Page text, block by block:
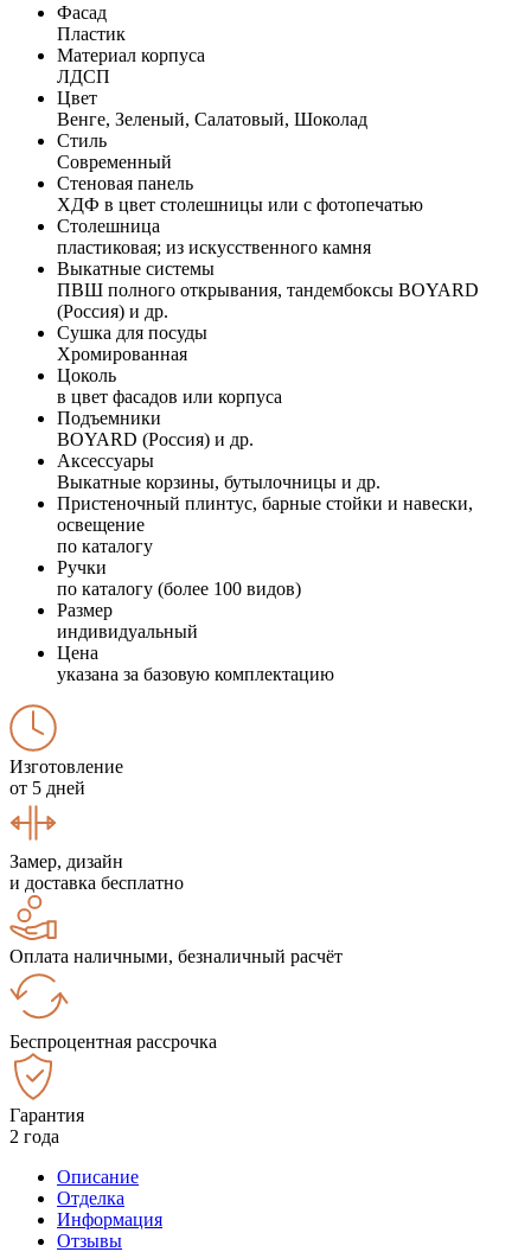
Фасад
Пластик
Материал корпуса
ЛДСП
Цвет
Венге, Зеленый, Салатовый, Шоколад
Стиль
Современный
Стеновая панель
ХДФ в цвет столешницы или с фотопечатью
Столешница
пластиковая; из искусственного камня
Выкатные системы
ПВШ полного открывания, тандембоксы BOYARD
(Россия) и др.
Сушка для посуды
Хромированная
Цоколь
в цвет фасадов или корпуса
Подъемники
BOYARD (Россия) и др.
Аксессуары
Выкатные корзины, бутылочницы и др.
Пристеночный плинтус, барные стойки и навески,
освещение
по каталогу
Ручки
по каталогу (более 100 видов)
Размер
индивидуальный
Цена
указана за базовую комплектацию
Изготовление
от 5 дней
Замер, дизайн
и доставка бесплатно
Оплата наличными, безналичный расчёт
Беспроцентная рассрочка
Гарантия
2 года
Описание
Отделка
Информация
Отзывы